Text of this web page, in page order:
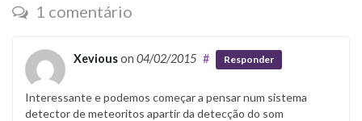
1 comentário
Xeviouson 04/02/2015 # Responder
Interessante e podemos começar a pensar num sistema
detector de meteoritos apartir da detecção do som